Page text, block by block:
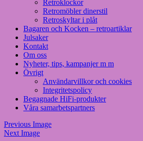
Retroklockor
Retromöbler dinerstil
Retroskyltar i plåt
Bagaren och Kocken – retroartiklar
Julsaker
Kontakt
Om oss
Nyheter, tips, kampanjer m m
Övrigt
Användarvillkor och cookies
Integritetspolicy
Begagnade HiFi-produkter
Våra samarbetspartners
Previous Image
Next Image